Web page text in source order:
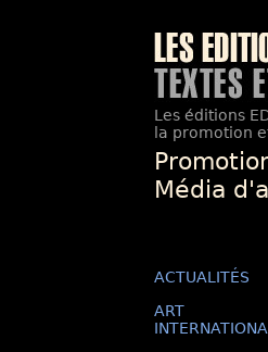
Les éditions
la promotion
Média
ACTUALITÉS
ART